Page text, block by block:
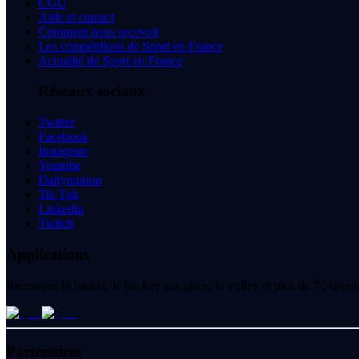
Aide et contact
Comment nous recevoir
Les compétitions de Sport en France
Actualité de Sport en France
Réseaux sociaux
Twitter
Facebook
Instagram
Youtube
Dailymotion
Tik Tok
Linkedin
Twitch
Applications
Retrouvez le basket, le hockey sur glace, le volley et plus de 70
Partenaires